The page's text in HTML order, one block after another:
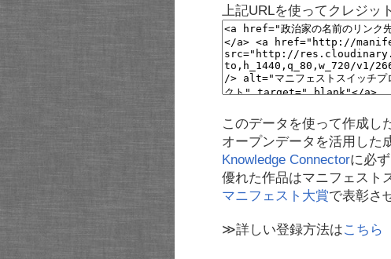
上記URLを使ってクレジッ
このデータを使って作成し
オープンデータを活用した
Knowledge Connectorに必
優れた作品はマニフェスト
マニフェスト大賞で表彰さ
≫詳しい登録方法はこちら